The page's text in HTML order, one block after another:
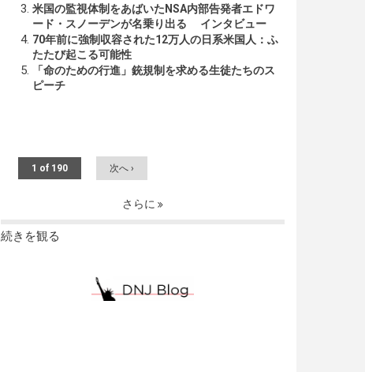
米国の監視体制をあばいたNSA内部告発者エドワ
ード・スノーデンが名乗り出る インタビュー
70年前に強制収容された12万人の日系米国人：ふ
たたび起こる可能性
「命のための行進」銃規制を求める生徒たちのス
ピーチ
1 of 190 次へ ›
さらに
続きを観る